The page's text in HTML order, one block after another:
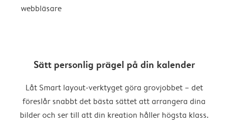
webbläsare
Sätt personlig prägel på din kalender
Låt Smart layout-verktyget göra grovjobbet – det
föreslår snabbt det bästa sättet att arrangera dina
bilder och ser till att din kreation håller högsta klass.